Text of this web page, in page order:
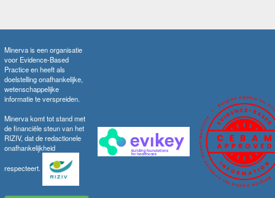
Minerva is een organisatie
voor Evidence-Based
Practice en heeft als
doelstelling onafhankelijke,
wetenschappelijke
informatie te verspreiden.
Minerva komt tot stand met
de financiële steun van het
RIZIV, dat de redactionele
onafhankelijkheid
respecteert.